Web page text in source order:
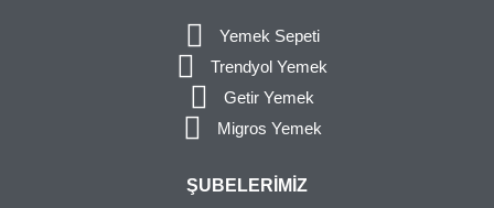
Yemek Sepeti
Trendyol Yemek
Getir Yemek
Migros Yemek
ŞUBELERIMIZ